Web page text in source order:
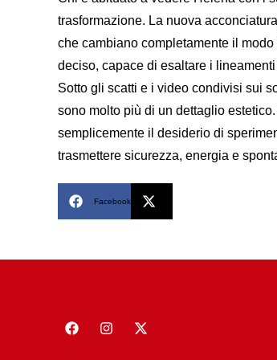
trasformazione. La nuova
che cambiano completamente il
deciso, capace di esaltare i
Sotto gli scatti e i video condivisi sui
sono molto più di un dettaglio
semplicemente il desiderio di
trasmettere sicurezza, energia e
Facebook